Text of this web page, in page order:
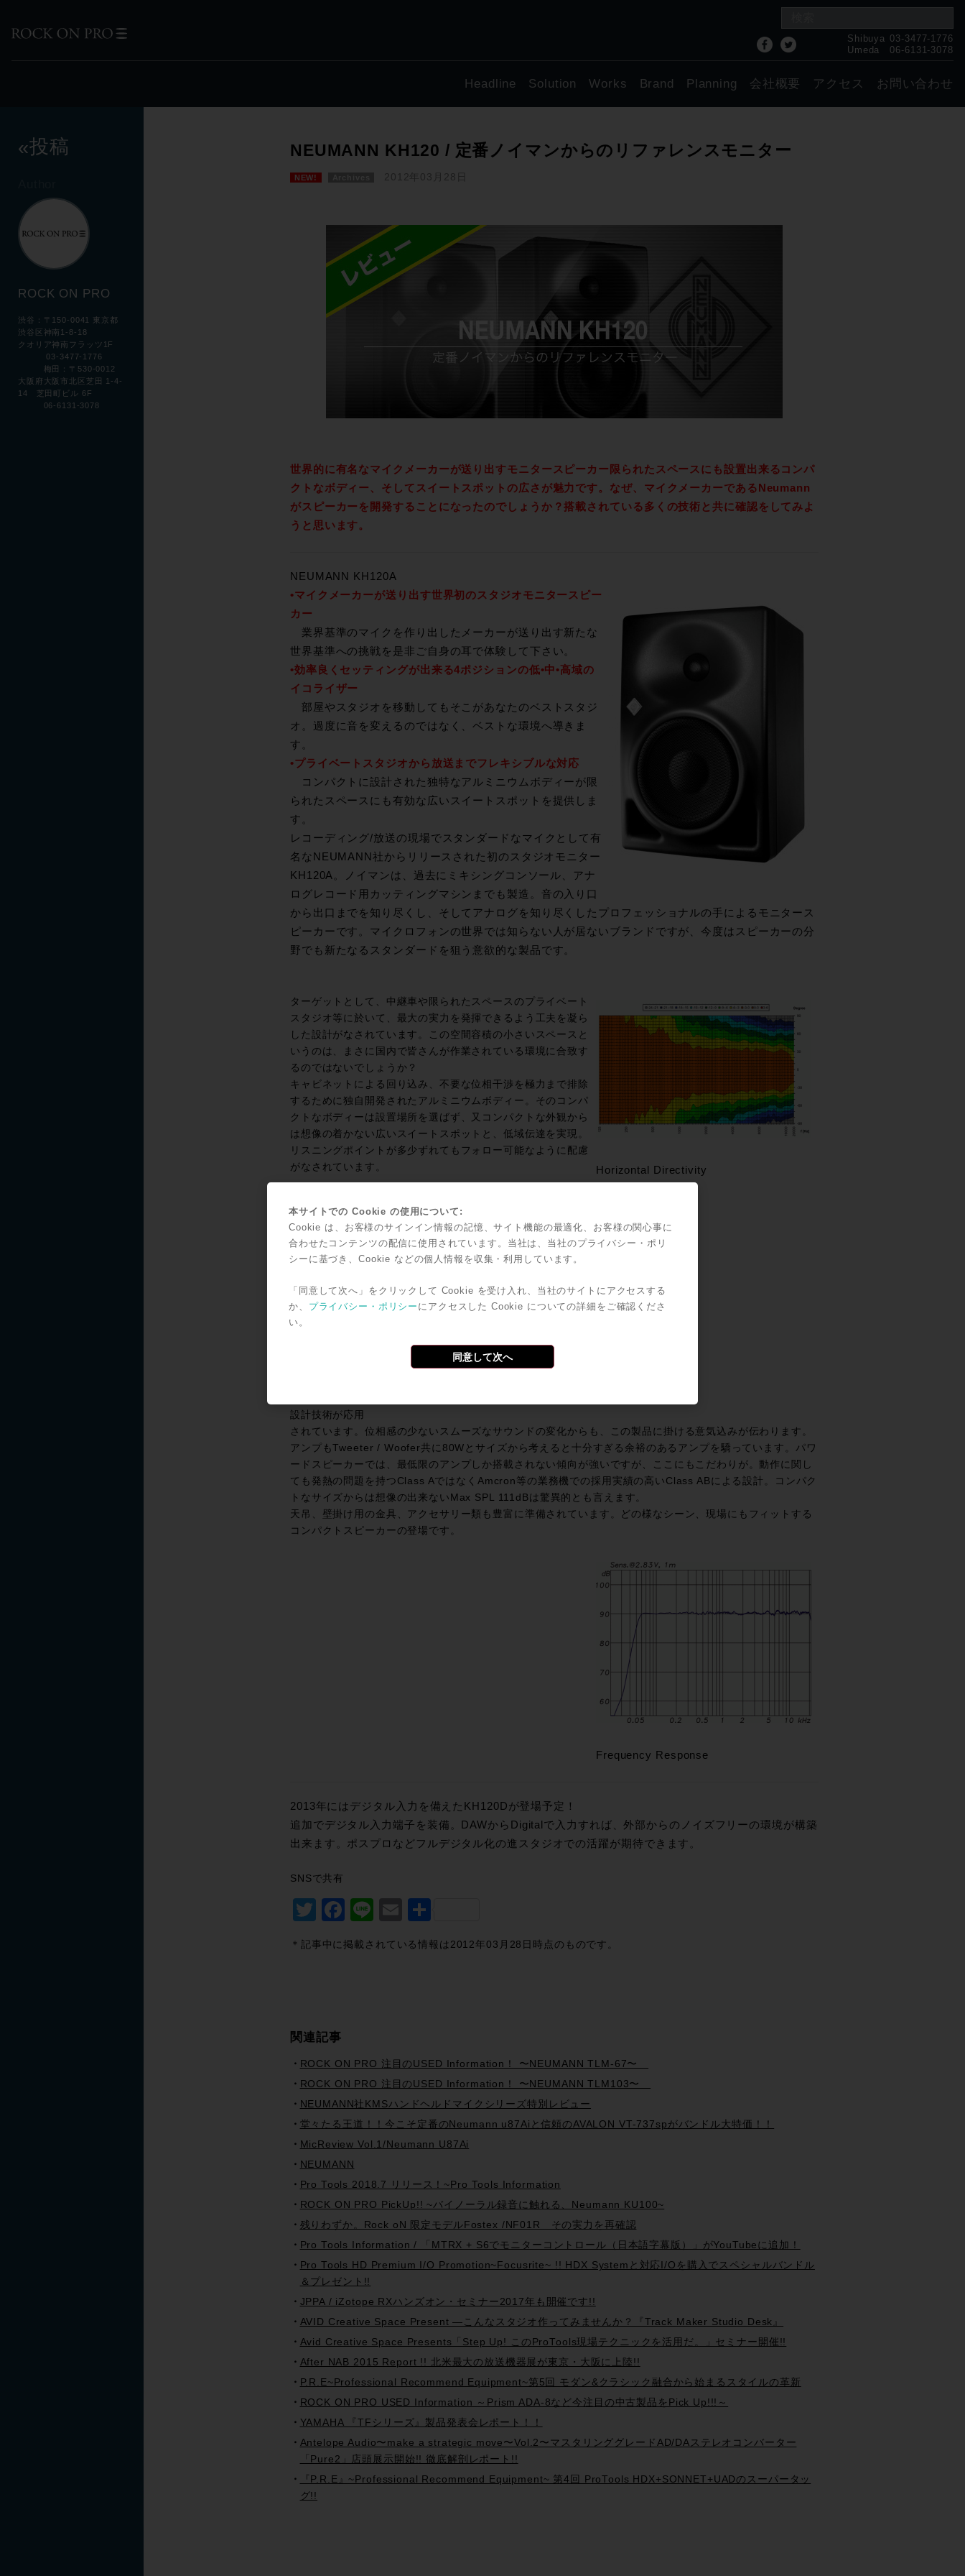
Shibuya 03-3477-1776
Umeda
06-6131-3078
Headline Solution Works Brand Planning 会社概要 アクセス お問い合わせ
«投稿
ROCK ON PRO
渋谷：〒150-0041 東京都
渋谷区神南1-8-18
クオリア神南フラッツ1F
03-3477-1776
梅田：〒530-0012
大阪府大阪市北区芝田 1-4-
14 芝田町ビル 6F
06-6131-3078
NEUMANN KH120 / 定番ノイマンからのリファレンスモニター
NEW! 2012年03月28日
世界的に有名なマイクメーカーが送り出すモニタースピーカー限られたスペースにも設置出来るコンパ
クトなボディー、そしてスイートスポットの広さが魅力です。なぜ、マイクメーカーであるNeumann
がスピーカーを開発することになったのでしょうか？搭載されている多くの技術と共に確認をしてみよ
うと思います。
NEUMANN KH120A
•マイクメーカーが送り出す世界初のスタジオモニタースピー
カー
業界基準のマイクを作り出したメーカーが送り出す新たな
世界基準への挑戦を是非ご自身の耳で体験して下さい。
•効率良くセッティングが出来る4ポジションの低•中•高域の
イコライザー
部屋やスタジオを移動してもそこがあなたのベストスタジ
オ。過度に音を変えるのではなく、ベストな環境へ導きま
す。
•プライベートスタジオから放送までフレキシブルな対応
コンパクトに設計された独特なアルミニウムボディーが限
られたスペースにも有効な広いスイートスポットを提供しま
す。
レコーディング/放送の現場でスタンダードなマイクとして有
名なNEUMANN社からリリースされた初のスタジオモニター
KH120A。ノイマンは、過去にミキシングコンソール、アナ
ログレコード用カッティングマシンまでも製造。音の入り口
から出口までを知り尽くし、そしてアナログを知り尽くしたプロフェッショナルの手によるモニタース
ピーカーです。マイクロフォンの世界では知らない人が居ないブランドですが、今度はスピーカーの分
野でも新たなるスタンダードを狙う意欲的な製品です。
Horizontal Directivity
ターゲットとして、中継車や限られたスペースのプライベート
スタジオ等に於いて、最大の実力を発揮できるよう工夫を凝ら
した設計がなされています。この空間容積の小さいスペースと
いうのは、まさに国内で皆さんが作業されている環境に合致す
るのではないでしょうか？
キャビネットによる回り込み、不要な位相干渉を極力まで排除
するために独自開発されたアルミニウムボディー。そのコンパ
クトなボディーは設置場所を選ばず、又コンパクトな外観から
は想像の着かない広いスイートスポットと、低域伝達を実現。
リスニングポイントが多少ずれてもフォロー可能なように配慮
がなされています。
も４ポジション
のイコライザー
を搭載。決めの
細かい微調整に
所、空間に合わ
設計技術が応用
されています。位相感の少ないスムーズなサウンドの変化からも、この製品に掛ける意気込みが伝わります。
アンプもTweeter / Woofer共に80Wとサイズから考えると十分すぎる余裕のあるアンプを驕っています。パワ
ードスピーカーでは、最低限のアンプしか搭載されない傾向が強いですが、ここにもこだわりが。動作に関し
ても発熱の問題を持つClass AではなくAmcron等の業務機での採用実績の高いClass ABによる設計。コンパク
トなサイズからは想像の出来ないMax SPL 111dBは驚異的とも言えます。
天吊、壁掛け用の金具、アクセサリー類も豊富に準備されています。どの様なシーン、現場にもフィットする
コンパクトスピーカーの登場です。
Frequency Response
2013年にはデジタル入力を備えたKH120Dが登場予定！
追加でデジタル入力端子を装備。DAWからDigitalで入力すれば、外部からのノイズフリーの環境が構築
出来ます。ポスプロなどフルデジタル化の進スタジオでの活躍が期待できます。
SNSで共有
Twitter
Facebook
LineEmail
＊記事中に掲載されている情報は2012年03月28日時点のものです。
関連記事
ROCK ON PRO 注目のUSED Information！ 〜NEUMANN TLM-67〜
ROCK ON PRO 注目のUSED Information！ 〜NEUMANN TLM103〜
NEUMANN社KMSハンドヘルドマイクシリーズ特別レビュー
堂々たる王道！！今こそ定番のNeumann u87Aiと信頼のAVALON VT-737spがバンドル大特価！！
MicReview Vol.1/Neumann U87Ai
NEUMANN
Pro Tools 2018.7 リリース！~Pro Tools Information
ROCK ON PRO PickUp!! ~バイノーラル録音に触れる、Neumann KU100~
残りわずか。Rock oN 限定モデルFostex /NF01R その実力を再確認
Pro Tools Information / 「MTRX + S6でモニターコントロール（日本語字幕版）」がYouTubeに追加！
Pro Tools HD Premium I/O Promotion~Focusrite~ !! HDX Systemと対応I/Oを購入でスペシャルバンドル
＆プレゼント!!
JPPA / iZotope RXハンズオン・セミナー2017年も開催です!!
AVID Creative Space Present —こんなスタジオ作ってみませんか？『Track Maker Studio Desk』
Avid Creative Space Presents「Step Up! このProTools現場テクニックを活用だ。」セミナー開催!!
After NAB 2015 Report !! 北米最大の放送機器展が東京・大阪に上陸!!
P.R.E~Professional Recommend Equipment~第5回 モダン&クラシック融合から始まるスタイルの革新
ROCK ON PRO USED Information ～Prism ADA-8など今注目の中古製品をPick Up!!!～
YAMAHA 『TFシリーズ』製品発表会レポート！！
Antelope Audio〜make a strategic move〜Vol.2〜マスタリンググレードAD/DAステレオコンバーター
「Pure2」店頭展示開始!! 徹底解剖レポート!!
『P.R.E』~Professional Recommend Equipment~ 第4回 ProTools HDX+SONNET+UADのスーパータッ
グ!!
本サイトでの Cookie の使用について:
Cookie は、お客様のサインイン情報の記憶、サイト機能の最適化、お客様の関心事に
合わせたコンテンツの配信に使用されています。当社は、当社のプライバシー・ポリ
シーに基づき、Cookie などの個人情報を収集・利用しています。
「同意して次へ」をクリックして Cookie を受け入れ、当社のサイトにアクセスする
か、 プライバシー・ポリシー にアクセスした Cookie についての詳細をご確認くださ
い。
同意して次へ